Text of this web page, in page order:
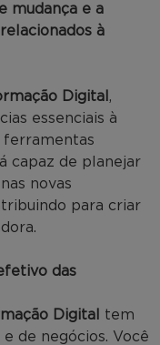
mudança e a
à
Digital ,
essenciais à
ferramentas
capaz de planejar
novas
para criar
das
Digital tem
de negócios. Você